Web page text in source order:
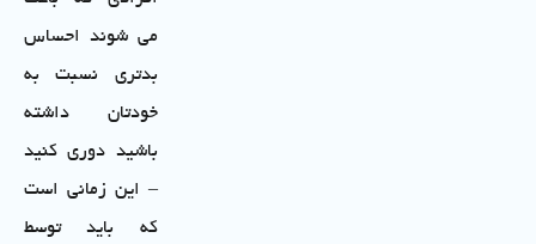
می شوند احساس
بدتری نسبت به
خودتان داشته
باشید دوری کنید
– این زمانی است
که باید توسط